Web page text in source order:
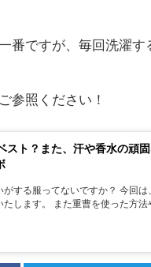
番ですが、毎回洗濯
参照ください！
スト？また、汗や香水の頑
する服ってないですか？ 今回
します。 また重曹を使った方